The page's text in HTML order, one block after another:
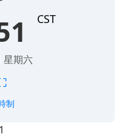
CST
星期六
制